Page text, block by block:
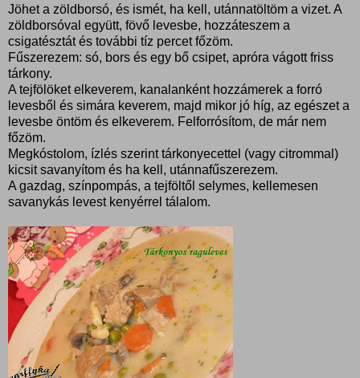
Jöhet a zöldborsó, és ismét, ha kell, utánnatöltöm a vizet. A
zöldborsóval együtt, fövő levesbe, hozzáteszem a
csigatésztát és további tíz percet főzöm.
Fűszerezem: só, bors és egy bő csipet, apróra vágott friss
tárkony.
A tejfölöket elkeverem, kanalanként hozzámerek a forró
levesből és simára keverem, majd mikor jó híg, az egészet a
levesbe öntöm és elkeverem. Felforrósítom, de már nem
főzöm.
Megkóstolom, ízlés szerint tárkonyecettel (vagy citrommal)
kicsit savanyítom és ha kell, utánnafűszerezem.
A gazdag, színpompás, a tejföltől selymes, kellemesen
savanykás levest kenyérrel tálalom.